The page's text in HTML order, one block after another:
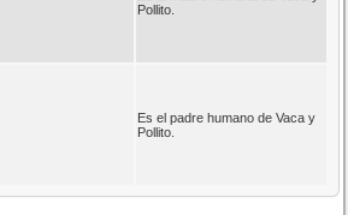
Pollito.
Es el padre humano de Vaca y
Pollito.